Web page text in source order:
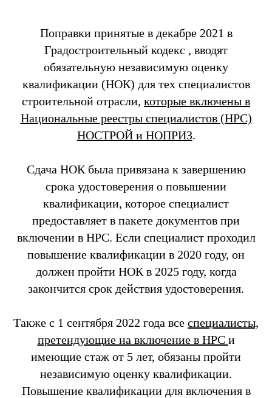
Поправки принятые в декабре 2021 в
Градостроительный кодекс , вводят
обязательную независимую оценку
квалификации (НОК) для тех специалистов
строительной отрасли, которые включены в
Национальные реестры специалистов (НРС)
НОСТРОЙ и НОПРИЗ.
Сдача НОК была привязана к завершению
срока удостоверения о повышении
квалификации, которое специалист
предоставляет в пакете документов при
включении в НРС. Если специалист проходил
повышение квалификации в 2020 году, он
должен пройти НОК в 2025 году, когда
закончится срок действия удостоверения.
Также с 1 сентября 2022 года все специалисты,
претендующие на включение в НРС и
имеющие стаж от 5 лет, обязаны пройти
независимую оценку квалификации.
Повышение квалификации для включения в